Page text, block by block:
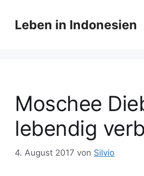
Leben in Indonesien
Moschee
lebendig
4. August 2017 von Silvio